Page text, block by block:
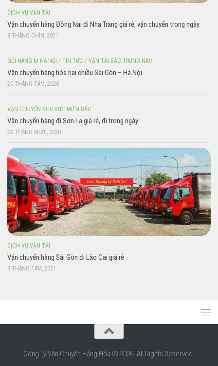
DỊCH VỤ VẬN TẢI
Vận chuyển hàng Đồng Nai đi Nha Trang giá rẻ, vận chuyển trong ngày
8 THÁNG CHÍN, 2021
GỬI HÀNG ĐI HÀ NỘI / TIN TỨC / VẬN TẢI BẮC TRUNG NAM
Vận chuyển hàng hóa hai chiều Sài Gòn – Hà Nội
20 THÁNG TÁM, 2020
VẬN CHUYỂN KHU VỰC MIỀN BẮC
Vận chuyển hàng đi Sơn La giá rẻ, đi trong ngày
22 THÁNG MƯỜI, 2020
DỊCH VỤ VẬN TẢI
Vận chuyển hàng Sài Gòn đi Lào Cai giá rẻ
9 THÁNG TÁM, 2021
Công Ty Vận Chuyển Hàng Hóa © 2026. All Rights Reserved.